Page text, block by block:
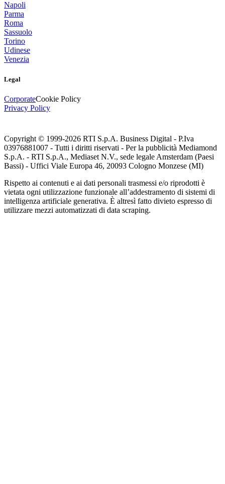
Napoli
Parma
Roma
Sassuolo
Torino
Udinese
Venezia
Legal
CorporateCookie Policy
Privacy Policy
Copyright © 1999-2026 RTI S.p.A. Business Digital - P.Iva
03976881007 - Tutti i diritti riservati - Per la pubblicità Mediamond
S.p.A. - RTI S.p.A., Mediaset N.V., sede legale Amsterdam (Paesi
Bassi) - Uffici Viale Europa 46, 20093 Cologno Monzese (MI)
Rispetto ai contenuti e ai dati personali trasmessi e/o riprodotti è
vietata ogni utilizzazione funzionale all’addestramento di sistemi di
intelligenza artificiale generativa. È altresì fatto divieto espresso di
utilizzare mezzi automatizzati di data scraping.